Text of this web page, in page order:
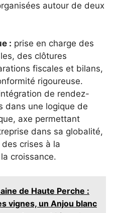
autour de deux
: prise en charge des
des clôtures
fiscales et bilans,
rigoureuse.
de rendez-
dans une logique de
axe permettant
dans sa globalité,
des crises à la
croissance.
de Haute Perche :
vignes, un Anjou blanc